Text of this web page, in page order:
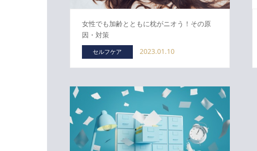
女性でも加齢とともに枕がニオう！その原
因・対策
セルフケア 2023.01.10